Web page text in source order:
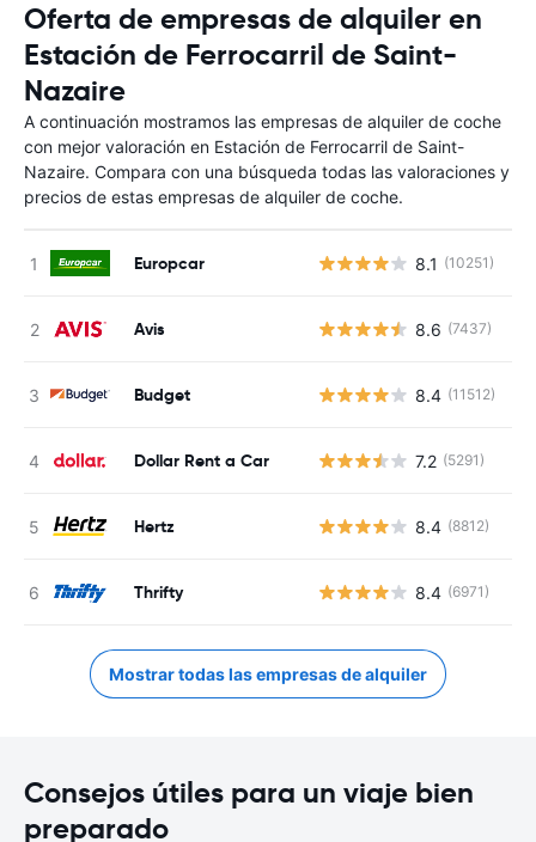
Oferta de empresas de alquiler en
Estación de Ferrocarril de Saint-
Nazaire
A continuación mostramos las empresas de alquiler de coche
con mejor valoración en Estación de Ferrocarril de Saint-
Nazaire. Compara con una búsqueda todas las valoraciones y
precios de estas empresas de alquiler de coche.
Europcar 8.1 (10251)
Avis 8.6 (7437)
Budget 8.4 (11512)
Dollar Rent a Car 7.2 (5291)
Hertz 8.4 (8812)
Thrifty 8.4 (6971)
Mostrar todas las empresas de alquiler
Consejos útiles para un viaje bien
preparado